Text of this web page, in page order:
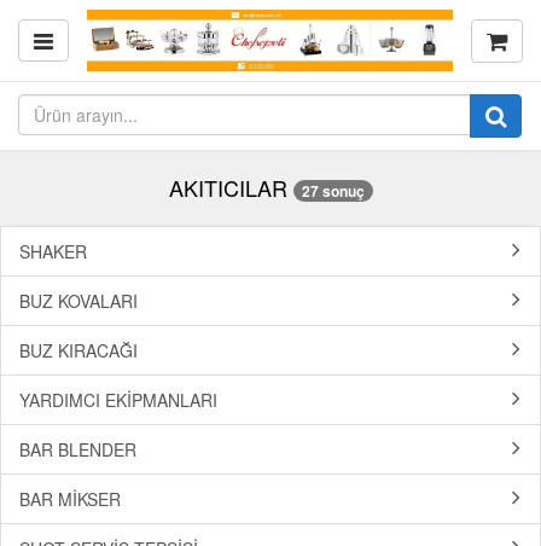
AKITICILAR 27 sonuç
SHAKER
BUZ KOVALARI
BUZ KIRACAĞI
YARDIMCI EKİPMANLARI
BAR BLENDER
BAR MİKSER